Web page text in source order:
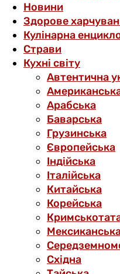
Новини
Здорове
Кулінарна
Страви
Кухні світу
Автентична
Арабська
Баварська
Грузинська
Європейська
Індійська
Італійська
Китайська
Корейська
Східна